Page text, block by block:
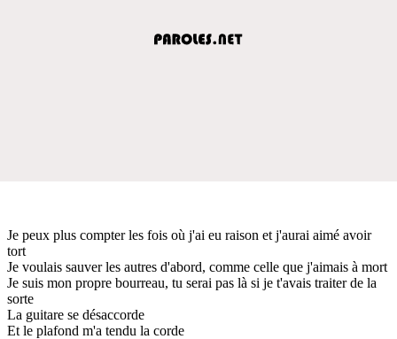
Je peux plus compter les fois où j'ai eu raison et j'aurai aimé avoir
tort
Je voulais sauver les autres d'abord, comme celle que j'aimais à mort
Je suis mon propre bourreau, tu serai pas là si je t'avais traiter de la
sorte
La guitare se désaccorde
Et le plafond m'a tendu la corde